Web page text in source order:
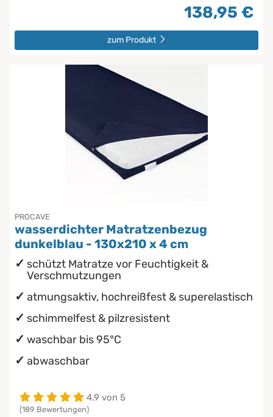
138,95 €
zum Produkt
PROCAVE
wasserdichter Matratzenbezug
dunkelblau - 130x210 x 4 cm
schützt Matratze vor Feuchtigkeit &
Verschmutzungen
atmungsaktiv, hochreißfest & superelastisch
schimmelfest & pilzresistent
waschbar bis 95°C
abwaschbar
4.9 von 5
(189 Bewertungen)